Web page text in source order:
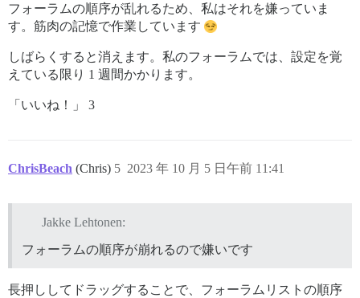
フォーラムの順序が乱れるため、私はそれを嫌っていま
す。筋肉の記憶で作業しています
しばらくすると消えます。私のフォーラムでは、設定を覚
えている限り 1 週間かかります。
「いいね！」 3
ChrisBeach (Chris) 2023 年 10 月 5 日午前 11:41
5
Jakke Lehtonen:
フォーラムの順序が崩れるので嫌いです
長押ししてドラッグすることで、フォーラムリストの順序